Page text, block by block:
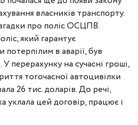
власників транспорту.
про поліс ОСЦПВ.
який гарантує
в аварії, був
перерахунку на сучасні гроші,
тогочасної автоцивілки
26 тис. доларів. До речі,
уклала цей договір, працює і